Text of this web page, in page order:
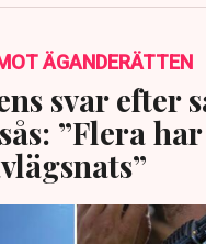
ÄGANDERÄTTEN
svar efter
”Flera